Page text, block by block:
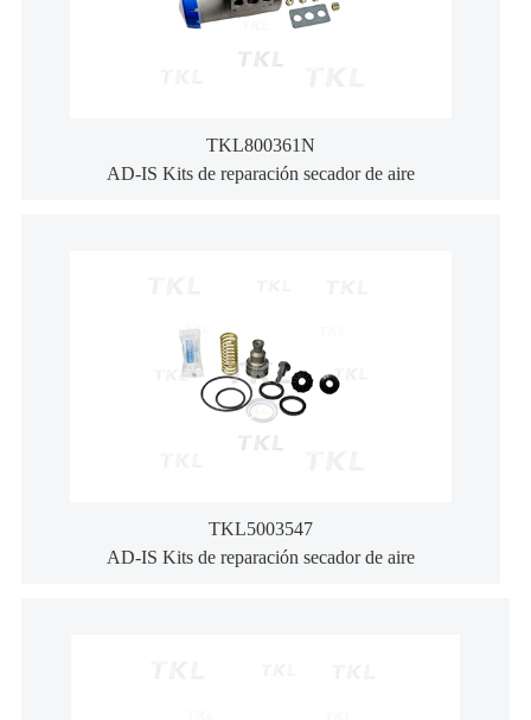
TKL800361N
AD-IS Kits de reparación secador de aire
TKL5003547
AD-IS Kits de reparación secador de aire